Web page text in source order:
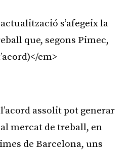
s’afegeix la
que, segons Pimec,
em>
assolit pot generar
mercat de treball, en
de Barcelona, uns